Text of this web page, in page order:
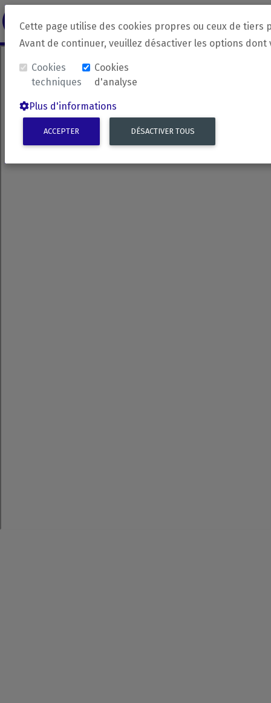
revirada Langue source Langue
Cette page utilise des cookies propres ou ceux de
Avant de continuer, veuillez désactiver les options dont
Cookies
techniques
Cookies
d'analyse
Plus d'informations
ACCEPTER DÉSACTIVER TOUS